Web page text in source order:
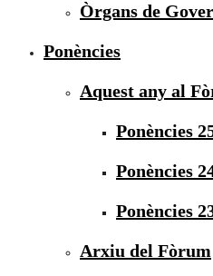
Òrgans de
Ponències
Aquest any al
Ponències
Ponències
Ponències
Arxiu del Fòrum